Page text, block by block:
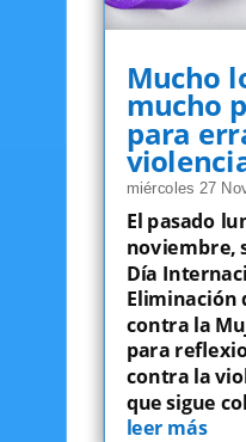
Mucho
mucho
para
miércoles 27
El pasado
noviembre,
Día
Eliminación
contra la
para
contra la
que sigue
leer más